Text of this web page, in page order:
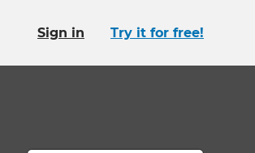
Sign in Try it for free!